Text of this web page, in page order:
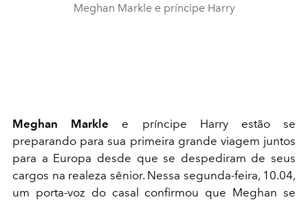
Meghan Markle e príncipe Harry
Meghan Markle e príncipe Harry estão se
preparando para sua primeira grande viagem juntos
para a Europa desde que se despediram de seus
cargos na realeza sênior. Nessa segunda-feira, 10.04,
um porta-voz do casal confirmou que Meghan se